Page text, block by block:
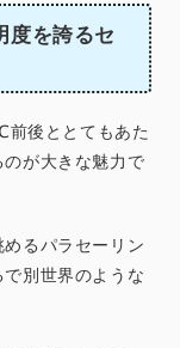
度を誇るセ
後ととてもあた
が大きな魅力で
るパラセーリン
別世界のような